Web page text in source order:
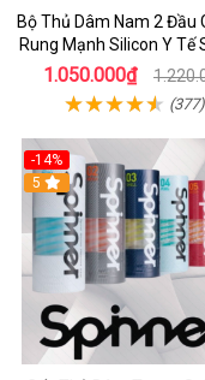
Bộ Thủ Dâm Nam 2 Đầu
Rung Mạnh Silicon Y Tế
Tột Đỉnh
1.050.000₫
(377)
-14%
5